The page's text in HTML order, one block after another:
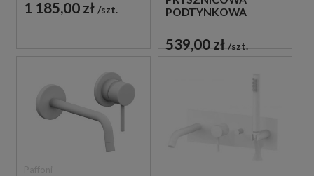
1 185,00 zł szt.
PODTYNKOWA
BIAŁA
539,00 zł szt.